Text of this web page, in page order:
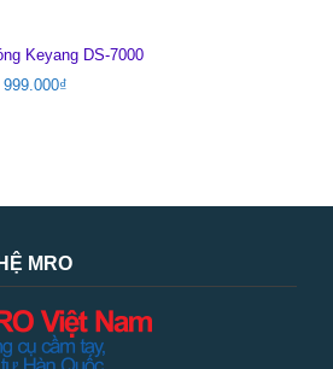
Keyang DS-7000
999.000₫
MRO